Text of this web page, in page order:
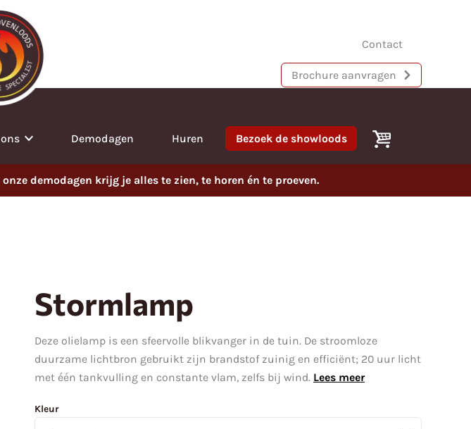
Contact
Brochure aanvragen
Demodagen Huren Bezoek de showloods
demodagen krijg je alles te zien, te horen én te proeven.
Stormlamp
Deze olielamp is een sfeervolle blikvanger in de tuin. De stroomloze
duurzame lichtbron gebruikt zijn brandstof zuinig en efficiënt; 20 uur licht
met één tankvulling en constante vlam, zelfs bij wind. Lees meer
Kleur